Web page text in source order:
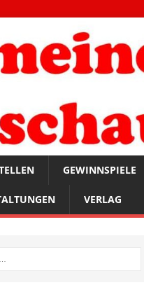
GEWINNSPIELE
VERLAG